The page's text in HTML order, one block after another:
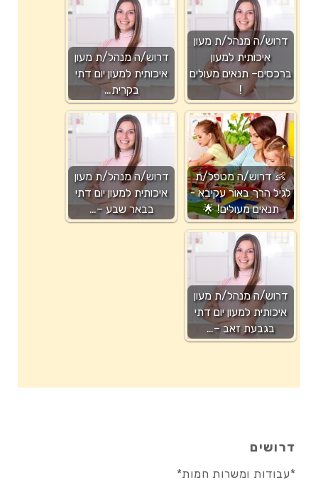
דרוש/ה מנהל/ת מעון
איכותית למעון
ברכסים– תנאים מעולים
!
דרוש/ה מנהל/ת מעון
איכותית למעון יום דתי
בקרית…
👶 דרוש/ה מטפל/ת
לגיל הרך באור עקיבא -
תנאים מעולים! 🌟
דרוש/ה מנהל/ת מעון
איכותית למעון יום דתי
בבאר שבע –…
דרוש/ה מנהל/ת מעון
איכותית למעון יום דתי
בגבעת זאב –…
דרושים
*עבודות ומשרות חמות*